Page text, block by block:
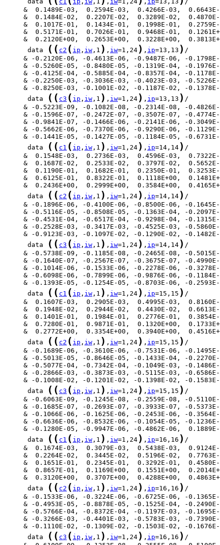
      data
( ( c2 ( ip , iw ,1 ) , iw=1,24 ) , ip=13,13 )
      data
( ( c3 ( ip , iw ,1 ) , iw=1,24 ) , ip=13,13 )
      data
( ( c1 ( ip , iw ,1 ) , iw=1,24 ) , ip=14,14 )
      data
( ( c2 ( ip , iw ,1 ) , iw=1,24 ) , ip=14,14 )
      data
( ( c3 ( ip , iw ,1 ) , iw=1,24 ) , ip=14,14 )
      data
( ( c1 ( ip , iw ,1 ) , iw=1,24 ) , ip=15,15 )
      data
( ( c2 ( ip , iw ,1 ) , iw=1,24 ) , ip=15,15 )
      data
( ( c3 ( ip , iw ,1 ) , iw=1,24 ) , ip=15,15 )
      data
( ( c1 ( ip , iw ,1 ) , iw=1,24 ) , ip=16,16 )
      data
( ( c2 ( ip , iw ,1 ) , iw=1,24 ) , ip=16,16 )
      data
( ( c3 ( ip , iw ,1 ) , iw=1,24 ) , ip=16,16 )